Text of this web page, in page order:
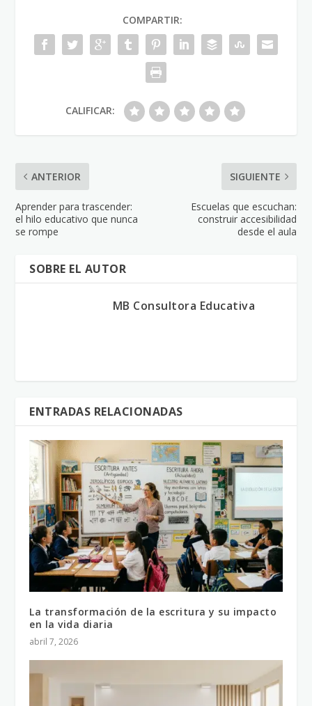
COMPARTIR:
CALIFICAR:
ANTERIOR
Aprender para trascender:
el hilo educativo que nunca
se rompe
SIGUIENTE
Escuelas que escuchan:
construir accesibilidad
desde el aula
SOBRE EL AUTOR
MB Consultora Educativa
ENTRADAS RELACIONADAS
La transformación de la escritura y su impacto
en la vida diaria
abril 7, 2026